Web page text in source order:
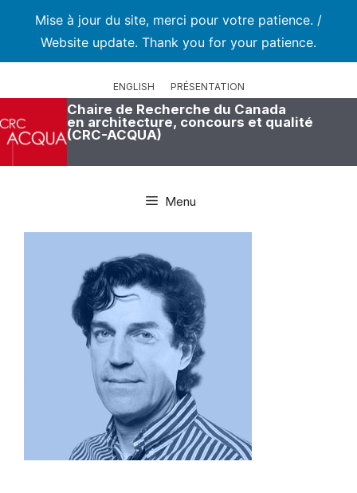
Mise à jour du site, merci pour votre patience. /
Website update. Thank you for your patience.
ENGLISH PRÉSENTATION
Chaire de Recherche du Canada
en architecture, concours et qualité
(CRC-ACQUA)
Menu